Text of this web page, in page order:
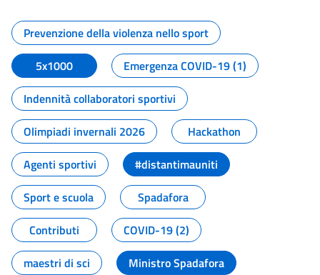
Tutti i contenuti della pagina
Prevenzione della violenza nello sport
5x1000
Emergenza COVID-19 (1)
Indennità collaboratori sportivi
Olimpiadi invernali 2026
Hackathon
Agenti sportivi
#distantimauniti
Sport e scuola
Spadafora
Contributi
COVID-19 (2)
maestri di sci
Ministro Spadafora